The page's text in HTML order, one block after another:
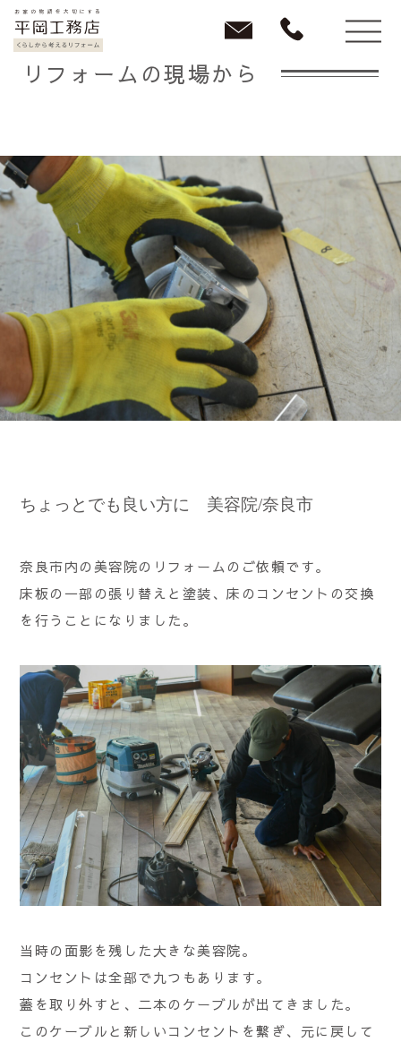
リフォームの現場から
ちょっとでも良い方に 美容院/奈良市
奈良市内の美容院のリフォームのご依頼です。
床板の一部の張り替えと塗装、床のコンセントの交換
を行うことになりました。
当時の面影を残した大きな美容院。
コンセントは全部で九つもあります。
蓋を取り外すと、二本のケーブルが出てきました。
このケーブルと新しいコンセントを繋ぎ、元に戻して